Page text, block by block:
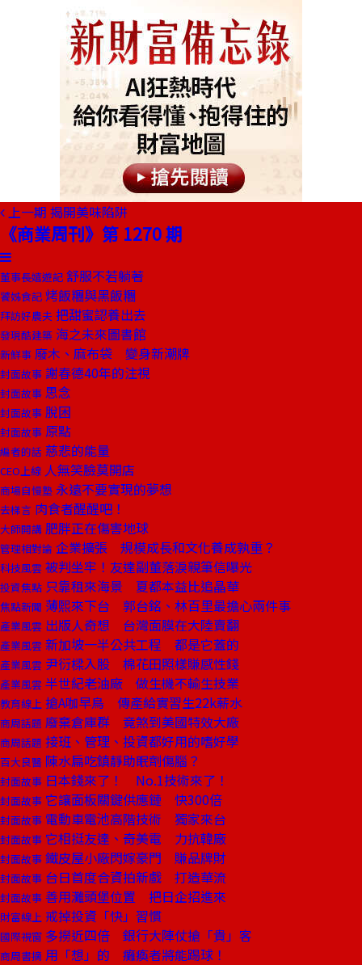
上一期 揭開美味陷阱
《商業周刊》第 1270 期
董事長嬉遊記 舒服不若躺著
饕姊食記 烤飯糰與黑飯糰
拜訪好農夫 把甜蜜認養出去
發現酷建築 海之未來圖書館
新鮮事 廢木、麻布袋 變身新潮牌
封面故事 謝春德40年的注視
封面故事 思念
封面故事 脫困
封面故事 原點
編者的話 慈悲的能量
CEO上線 人無笑臉莫開店
商場自慢塾 永遠不要實現的夢想
去梯言 肉食者醒醒吧！
大師開講 肥胖正在傷害地球
管理相對論 企業擴張 規模成長和文化養成孰重？
科技風雲 被判坐牢！友達副董落淚親筆信曝光
投資焦點 只靠租來海景 夏都本益比追晶華
焦點新聞 薄熙來下台 郭台銘、林百里最擔心兩件事
產業風雲 出版人奇想 台灣面膜在大陸賣翻
產業風雲 新加坡一半公共工程 都是它蓋的
產業風雲 尹衍樑入股 棉花田照樣賺感性錢
產業風雲 半世紀老油廠 做生機不輸生技業
教育線上 搶A咖早鳥 傳產給實習生22k薪水
商周話題 廢棄倉庫群 竟煞到美國特效大廠
商周話題 接班、管理、投資都好用的嗜好學
百大良醫 陳水扁吃鎮靜助眠劑傷腦？
封面故事 日本錢來了！ No.1技術來了！
封面故事 它讓面板關鍵供應鏈 快300倍
封面故事 電動車電池高階技術 獨家來台
封面故事 它相挺友達、奇美電 力抗韓廠
封面故事 鐵皮屋小廠閃嫁豪門 賺品牌財
封面故事 台日首度合資拍新戲 打造華流
封面故事 善用灘頭堡位置 把日企招進來
財富線上 戒掉投資「快」習慣
國際視窗 多撈近四倍 銀行大陣仗搶「貴」客
商周書摘 用「想」的 癱瘓者將能踢球！